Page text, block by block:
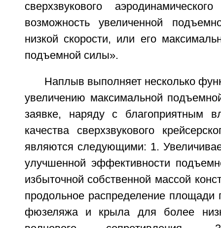
сверхзвукового
возможность увеличенной
низкой скорости, или его
подъемной силы».
Наплыв выполняет несколько
увеличению максимальной
заявке, наряду с благоприятным
качества сверхзвукового
являются следующими: 1.
улучшенной эффективности
избыточной собственной массой
продольное распределение площади
фюзеляжа и крыла для более